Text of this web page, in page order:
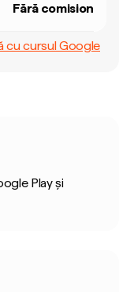
Fără comision
cu cursul Google
Play și